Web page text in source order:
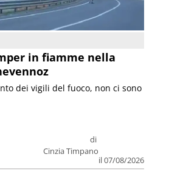
in fiamme nella
di
Cinzia Timpano
il 07/08/2026
dei vigili del fuoco, non ci sono